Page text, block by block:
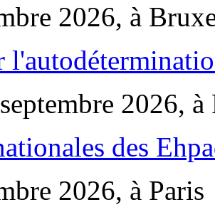
2026, à
2026, à
des
2026, à Paris